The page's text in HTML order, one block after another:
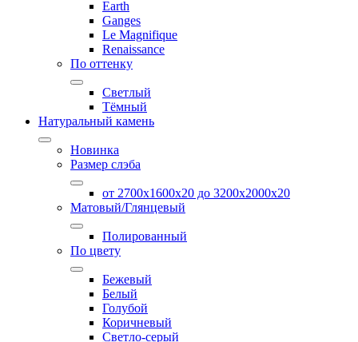
Earth
Ganges
Le Magnifique
Renaissance
По оттенку
Светлый
Тёмный
Натуральный камень
Новинка
Размер слэба
от 2700х1600х20 до 3200x2000х20
Матовый/Глянцевый
Полированный
По цвету
Бежевый
Белый
Голубой
Коричневый
Светло-серый